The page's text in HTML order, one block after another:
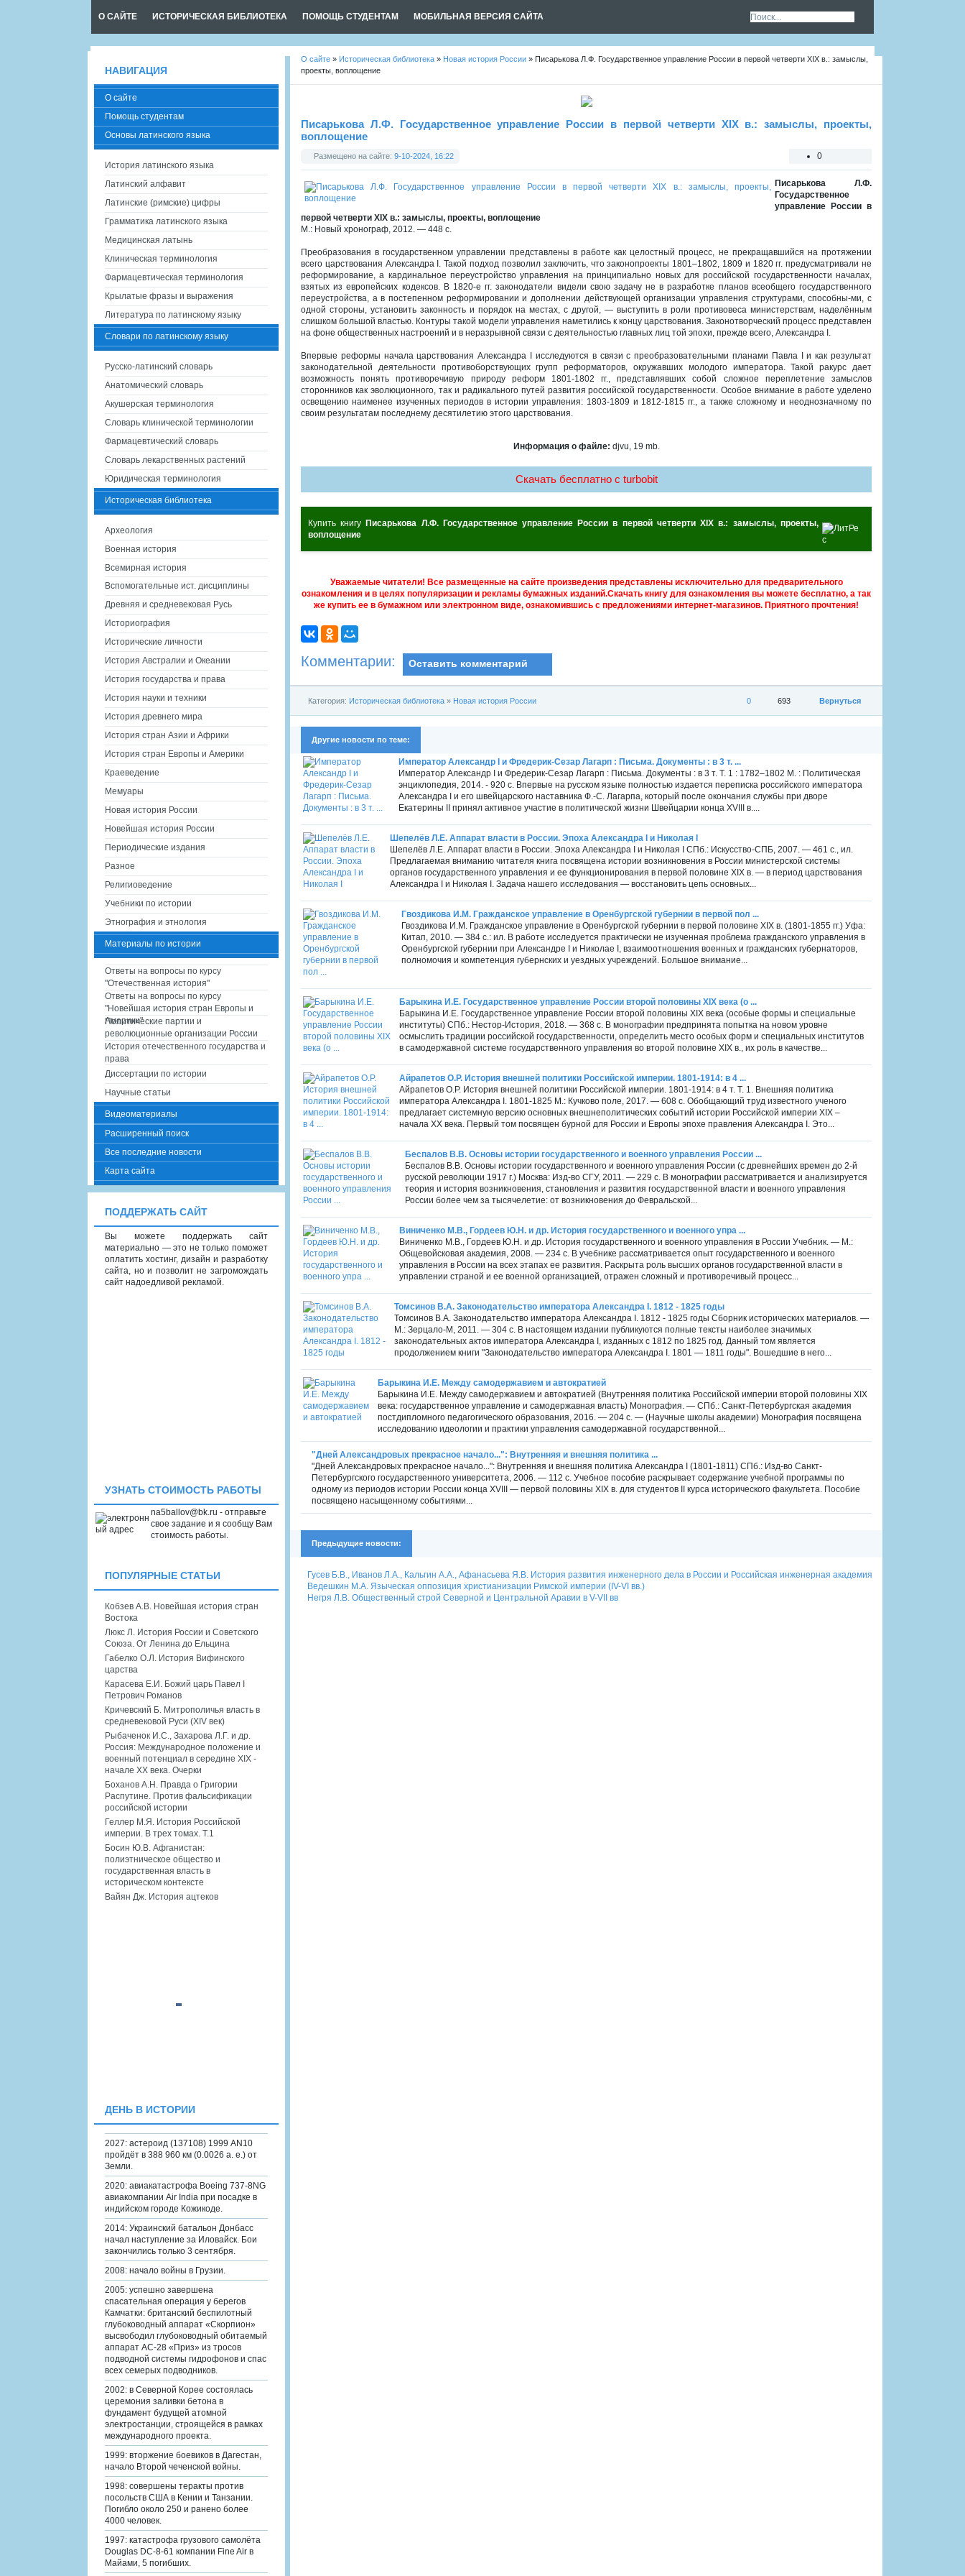
О САЙТЕ ИСТОРИЧЕСКАЯ БИБЛИОТЕКА ПОМОЩЬ СТУДЕНТАМ МОБИЛЬНАЯ ВЕРСИЯ САЙТА
О сайте » Историческая библиотека » Новая история России » Писарькова Л.Ф. Государственное управление России в первой четверти XIX в.: замыслы,
проекты, воплощение
Писарькова Л.Ф. Государственное управление России в первой четверти XIX в.: замыслы, проекты,
воплощение
Размещено на сайте: 9-10-2024, 16:22 0
Писарькова Л.Ф.
Государственное
управление России в
первой четверти XIX в.: замыслы, проекты, воплощение
М.: Новый хронограф, 2012. — 448 с.
Преобразования в государственном управлении представлены в работе как целостный процесс, не прекращавшийся на протяжении
всего царствования Александра I. Такой подход позволил заключить, что законопроекты 1801–1802, 1809 и 1820 гг. предусматривали не
реформирование, а кардинальное переустройство управления на принципиально новых для российской государственности началах,
взятых из европейских кодексов. В 1820-е гг. законодатели видели свою задачу не в разработке планов всеобщего государственного
переустройства, а в постепенном реформировании и дополнении действующей организации управления структурами, способны-ми, с
одной стороны, установить законность и порядок на местах, с другой, — выступить в роли противовеса министерствам, наделённым
слишком большой властью. Контуры такой модели управления наметились к концу царствования. Законотворческий процесс представлен
на фоне общественных настроений и в неразрывной связи с деятельностью главных лиц той эпохи, прежде всего, Александра I.
Впервые реформы начала царствования Александра I исследуются в связи с преобразовательными планами Павла I и как результат
законодательной деятельности противоборствующих групп реформаторов, окружавших молодого императора. Такой ракурс дает
возможность понять противоречивую природу реформ 1801-1802 гг., представлявших собой сложное переплетение замыслов
сторонников как эволюционного, так и радикального путей развития российской государственности. Особое внимание в работе уделено
освещению наименее изученных периодов в истории управления: 1803-1809 и 1812-1815 гг., а также сложному и неоднозначному по
своим результатам последнему десятилетию этого царствования.
Информация о файле: djvu, 19 mb.
Скачать бесплатно c turbobit
Купить книгуПисарькова Л.Ф. Государственное управление России в первой четверти XIX в.: замыслы, проекты,
воплощение
Уважаемые читатели! Все размещенные на сайте произведения представлены исключительно для предварительного
ознакомления и в целях популяризации и рекламы бумажных изданий.Скачать книгу для ознакомления вы можете бесплатно, а так
же купить ее в бумажном или электронном виде, ознакомившись с предложениями интернет-магазинов. Приятного прочтения!
Комментарии: Оставить комментарий
Вернуться
693
0
Категория: Историческая библиотека » Новая история России
Другие новости по теме:
Император Александр I и Фредерик-Сезар Лагарп : Письма. Документы : в 3 т. ...
Император Александр I и Фредерик-Сезар Лагарп : Письма. Документы : в 3 т. Т. 1 : 1782–1802 М. : Политическая
энциклопедия, 2014. - 920 с. Впервые на русском языке полностью издается переписка российского императора
Александра I и его швейцарского наставника Ф.-С. Лагарпа, который после окончания службы при дворе
Екатерины II принял активное участие в политической жизни Швейцарии конца XVIII в....
Шепелёв Л.Е. Аппарат власти в России. Эпоха Александра I и Николая I
Шепелёв Л.Е. Аппарат власти в России. Эпоха Александра I и Николая I СПб.: Искусство-СПБ, 2007. — 461 с., ил.
Предлагаемая вниманию читателя книга посвящена истории возникновения в России министерской системы
органов государственного управления и ее функционирования в первой половине XIX в. — в период царствования
Александра I и Николая I. Задача нашего исследования — восстановить цепь основных...
Гвоздикова И.М. Гражданское управление в Оренбургской губернии в первой пол ...
Гвоздикова И.М. Гражданское управление в Оренбургской губернии в первой половине XIX в. (1801-1855 гг.) Уфа:
Китап, 2010. — 384 с.: ил. В работе исследуется практически не изученная проблема гражданского управления в
Оренбургской губернии при Александре I и Николае I, взаимоотношения военных и гражданских губернаторов,
полномочия и компетенция губернских и уездных учреждений. Большое внимание...
Барыкина И.Е. Государственное управление России второй половины XIX века (о ...
Барыкина И.Е. Государственное управление России второй половины XIX века (особые формы и специальные
институты) СПб.: Нестор-История, 2018. — 368 с. В монографии предпринята попытка на новом уровне
осмыслить традиции российской государственности, определить место особых форм и специальных институтов
в самодержавной системе государственного управления во второй половине XIX в., их роль в качестве...
Айрапетов О.Р. История внешней политики Российской империи. 1801-1914: в 4 ...
Айрапетов О.Р. История внешней политики Российской империи. 1801-1914: в 4 т. Т. 1. Внешняя политика
императора Александра I. 1801-1825 М.: Кучково поле, 2017. — 608 с. Обобщающий труд известного ученого
предлагает системную версию основных внешнеполитических событий истории Российской империи XIX –
начала XX века. Первый том посвящен бурной для России и Европы эпохе правления Александра I. Это...
Беспалов В.В. Основы истории государственного и военного управления России ...
Беспалов В.В. Основы истории государственного и военного управления России (с древнейших времен до 2-й
русской революции 1917 г.) Москва: Изд-во СГУ, 2011. — 229 с. В монографии рассматривается и анализируется
теория и история возникновения, становления и развития государственной власти и военного управления
России более чем за тысячелетие: от возникновения до Февральской...
Виниченко М.В., Гордеев Ю.Н. и др. История государственного и военного упра ...
Виниченко М.В., Гордеев Ю.Н. и др. История государственного и военного управления в России Учебник. — М.:
Общевойсковая академия, 2008. — 234 с. В учебнике рассматривается опыт государственного и военного
управления в России на всех этапах ее развития. Раскрыта роль высших органов государственной власти в
управлении страной и ее военной организацией, отражен сложный и противоречивый процесс...
Томсинов В.А. Законодательство императора Александра I. 1812 - 1825 годы
Томсинов В.А. Законодательство императора Александра I. 1812 - 1825 годы Сборник исторических материалов. —
М.: Зерцало-М, 2011. — 304 с. В настоящем издании публикуются полные тексты наиболее значимых
законодательных актов императора Александра I, изданных с 1812 по 1825 год. Данный том является
продолжением книги "Законодательство императора Александра I. 1801 — 1811 годы". Вошедшие в него...
Барыкина И.Е. Между самодержавием и автократией
Барыкина И.Е. Между самодержавием и автократией (Внутренняя политика Российской империи второй половины XIX
века: государственное управление и самодержавная власть) Монография. — СПб.: Санкт-Петербургская академия
постдипломного педагогического образования, 2016. — 204 с. — (Научные школы академии) Монография посвящена
исследованию идеологии и практики управления самодержавной государственной...
"Дней Александровых прекрасное начало...": Внутренняя и внешняя политика ...
"Дней Александровых прекрасное начало...": Внутренняя и внешняя политика Александра I (1801-1811) СПб.: Изд-во Санкт-
Петербургского государственного университета, 2006. — 112 с. Учебное пособие раскрывает содержание учебной программы по
одному из периодов истории России конца XVIII — первой половины XIX в. для студентов II курса исторического факультета. Пособие
посвящено насыщенному событиями...
Предыдущие новости:
Гусев Б.В., Иванов Л.А., Кальгин А.А., Афанасьева Я.В. История развития инженерного дела в России и Российская инженерная академия
Ведешкин М.А. Языческая оппозиция христианизации Римской империи (IV-VI вв.)
Негря Л.В. Общественный строй Северной и Центральной Аравии в V-VII вв
НАВИГАЦИЯ
О сайте
Помощь студентам
Основы латинского языка
История латинского языка
Латинский алфавит
Латинские (римские) цифры
Грамматика латинского языка
Медицинская латынь
Клиническая терминология
Фармацевтическая терминология
Крылатые фразы и выражения
Литература по латинскому языку
Словари по латинскому языку
Русско-латинский словарь
Анатомический словарь
Акушерская терминология
Словарь клинической терминологии
Фармацевтический словарь
Словарь лекарственных растений
Юридическая терминология
Историческая библиотека
Археология
Военная история
Всемирная история
Вспомогательные ист. дисциплины
Древняя и средневековая Русь
Историография
Исторические личности
История Австралии и Океании
История государства и права
История науки и техники
История древнего мира
История стран Азии и Африки
История стран Европы и Америки
Краеведение
Мемуары
Новая история России
Новейшая история России
Периодические издания
Разное
Религиоведение
Учебники по истории
Этнография и этнология
Материалы по истории
Ответы на вопросы по курсу
"Отечественная история"
Ответы на вопросы по курсу
"Новейшая история стран Европы и
Америки"
Политические партии и
революционные организации России
История отечественного государства и
права
Диссертации по истории
Научные статьи
Видеоматериалы
Расширенный поиск
Все последние новости
Карта сайта
ПОДДЕРЖАТЬ САЙТ
Вы можете поддержать сайт
материально — это не только поможет
оплатить хостинг, дизайн и разработку
сайта, но и позволит не загромождать
сайт надоедливой рекламой.
УЗНАТЬ СТОИМОСТЬ РАБОТЫ
na5ballov@bk.ru - отправьте
свое задание и я сообщу Вам
стоимость работы.
ПОПУЛЯРНЫЕ СТАТЬИ
Кобзев А.В. Новейшая история стран
Востока
Люкс Л. История России и Советского
Союза. От Ленина до Ельцина
Габелко О.Л. История Вифинского
царства
Карасева Е.И. Божий царь Павел I
Петрович Романов
Кричевский Б. Митрополичья власть в
средневековой Руси (XIV век)
Рыбаченок И.С., Захарова Л.Г. и др.
Россия: Международное положение и
военный потенциал в середине XIX -
начале XX века. Очерки
Боханов А.Н. Правда о Григории
Распутине. Против фальсификации
российской истории
Геллер М.Я. История Российской
империи. В трех томах. Т.1
Босин Ю.В. Афганистан:
полиэтническое общество и
государственная власть в
историческом контексте
Вайян Дж. История ацтеков
ДЕНЬ В ИСТОРИИ
2027: астероид (137108) 1999 AN10
пройдёт в 388 960 км (0.0026 а. е.) от
Земли.
2020: авиакатастрофа Boeing 737-8NG
авиакомпании Air India при посадке в
индийском городе Кожикоде.
2014: Украинский батальон Донбасс
начал наступление за Иловайск. Бои
закончились только 3 сентября.
2008: начало войны в Грузии.
2005: успешно завершена
спасательная операция у берегов
Камчатки: британский беспилотный
глубоководный аппарат «Скорпион»
высвободил глубоководный обитаемый
аппарат АС-28 «Приз» из тросов
подводной системы гидрофонов и спас
всех семерых подводников.
2002: в Северной Корее состоялась
церемония заливки бетона в
фундамент будущей атомной
электростанции, строящейся в рамках
международного проекта.
1999: вторжение боевиков в Дагестан,
начало Второй чеченской войны.
1998: совершены теракты против
посольств США в Кении и Танзании.
Погибло около 250 и ранено более
4000 человек.
1997: катастрофа грузового самолёта
Douglas DC-8-61 компании Fine Air в
Майами, 5 погибших.